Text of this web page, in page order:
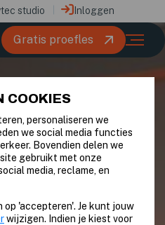
studio Inloggen
Gratis proefles
COOKIES
personaliseren we
we social media functies
Bovendien delen we
gebruikt met onze
media, reclame, en
'accepteren'. Je kunt jouw
wijzigen. Indien je kiest voor